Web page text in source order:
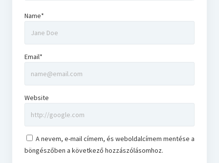
Name*
Email*
Website
A nevem, e-mail címem, és weboldalcímem mentése a
böngészőben a következő hozzászólásomhoz.